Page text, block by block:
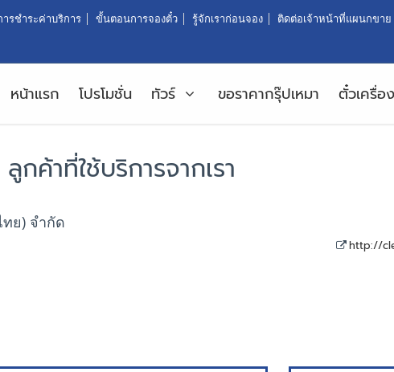
ารชำระค่าบริการ ขั้นตอนการจองตั๋ว รู้จักเราก่อนจอง ติดต่อเจ้าหน้าที่แผนกขาย
หน้าแรก โปรโมชั่น ทัวร์ ขอราคากรุ๊ปเหมา ตั๋วเครื่อ
ลูกค้าที่ใช้บริการจากเรา
ย) จำกัด
http://